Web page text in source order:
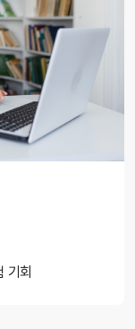
기회